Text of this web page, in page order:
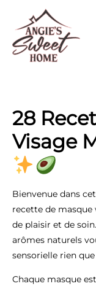
contenu
28
Visage
Bienvenue dans
recette de
de plaisir et de
arômes naturels
sensorielle rien
Chaque masque